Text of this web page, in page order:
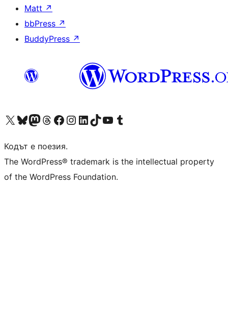
Matt ↗
bbPress ↗
BuddyPress ↗
Visit our X (formerly Twitter) account
Visit our Bluesky account
Visit our Mastodon account
Visit our Threads account
Посетете нашата страница във Facebook
Посетете нашия профил в Instagram
Посетете нашия профил в LinkedIn
Visit our TikTok account
Visit our YouTube channel
Visit our Tumblr account
Кодът е поезия.
The WordPress® trademark is the intellectual property
of the WordPress Foundation.